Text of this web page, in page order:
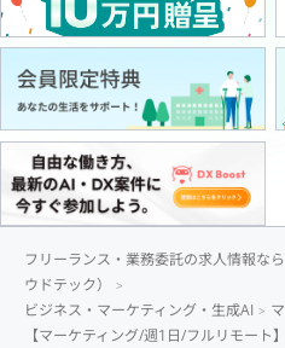
フリーランス・業務委託の求人情報な
ウドテック）
ビジネス・マーケティング・生成AI
【マーケティング/週1日/フルリモー